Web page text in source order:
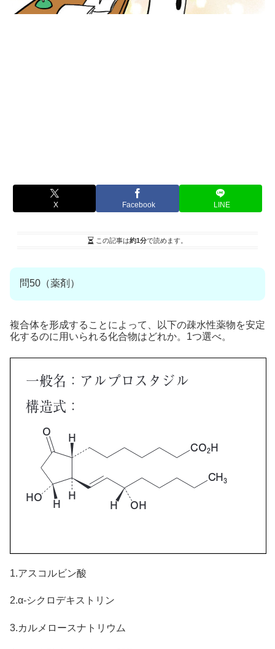
X Facebook LINE
この記事は約1分で読めます。
問50（薬剤）
複合体を形成することによって、以下の疎水性薬物を安定
化するのに用いられる化合物はどれか。1つ選べ。
1.アスコルビン酸
2.α-シクロデキストリン
3.カルメロースナトリウム